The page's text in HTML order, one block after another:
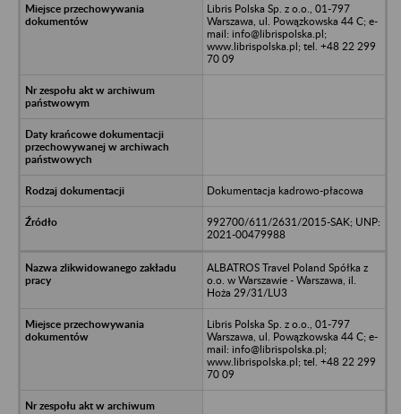
Libris Polska Sp. z o.o., 01-797
Warszawa, ul. Powązkowska 44 C; e-
mail: info@librispolska.pl;
www.librispolska.pl; tel. +48 22 299
70 09
Dokumentacja kadrowo-płacowa
992700/611/2631/2015-SAK; UNP:
2021-00479988
ALBATROS Travel Poland Spółka z
o.o. w Warszawie - Warszawa, il.
Hoża 29/31/LU3
Libris Polska Sp. z o.o., 01-797
Warszawa, ul. Powązkowska 44 C; e-
mail: info@librispolska.pl;
www.librispolska.pl; tel. +48 22 299
70 09